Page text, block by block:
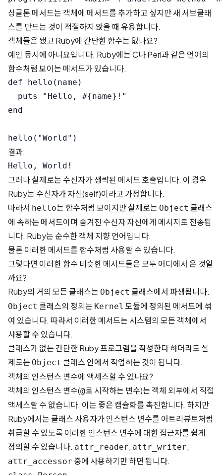
싱글톤 메서드는 객체에 메서드를 추가하고 싶지만 새 서브클래
스를 만드는 것이 적절하지 않을 때 유용합니다.
객체들은 됐고 Ruby에 간단한 함수는 없나요?
예인 동시에 아니요입니다. Ruby에는 C나 Perl과 같은 언어의
함수처럼 보이는 메서드가 있습니다.
def hello(name)
  puts "Hello, #{name}!"
end
결과:
그러나 실제로는 수신자가 생략된 메서드 호출입니다. 이 경우
Ruby는 수신자가 자신(self)이라고 가정합니다.
따라서 hello는 함수처럼 보이지만 실제로는 Object 클래스
에 속하는 메서드이며 숨겨진 수신자 자신에게 메시지로 전송됩
니다. Ruby는 순수한 객체 지향 언어입니다.
물론 이러한 메서드를 함수처럼 사용할 수 있습니다.
그렇다면 이러한 함수 비슷한 메서드들은 모두 어디에서 온 것일
까요?
Ruby의 거의 모든 클래스는 Object 클래스에서 파생됩니다.
Object 클래스의 정의는 Kernel 모듈에 정의된 메서드에 섞
여 있습니다. 따라서 이러한 메서드는 시스템의 모든 객체에서
사용할 수 있습니다.
클래스가 없는 간단한 Ruby 프로그램을 작성한다 하더라도 실
제로는 Object 클래스 안에서 작업하는 것이 됩니다.
객체의 인스턴스 변수에 액세스할 수 있나요?
객체의 인스턴스 변수(@로 시작하는 변수)는 객체 외부에서 직접
액세스할 수 없습니다. 이는 좋은 캡슐화를 촉진합니다. 하지만
Ruby에서는 클래스 사용자가 인스턴스 변수를 어트리뷰트처럼
취급할 수 있도록 이러한 인스턴스 변수에 대한 접근자를 쉽게
정의할 수 있습니다. attr_reader, attr_writer,
attr_accessor 중에 사용하기만 하면 됩니다.